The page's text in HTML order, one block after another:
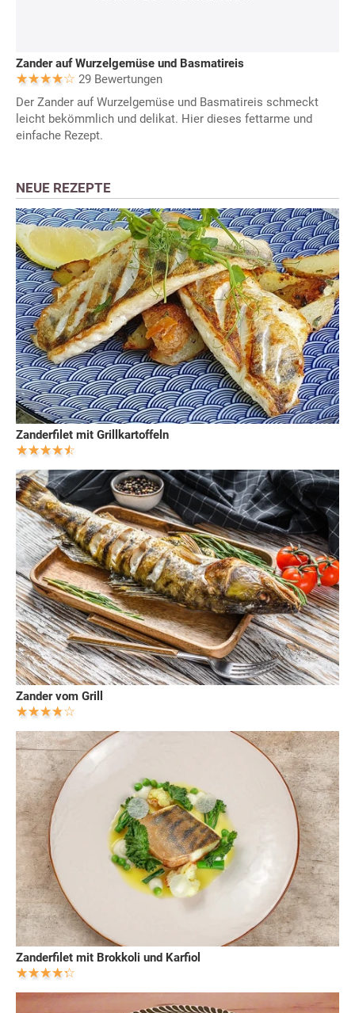
Zander auf Wurzelgemüse und Basmatireis
29 Bewertungen
Der Zander auf Wurzelgemüse und Basmatireis schmeckt
leicht bekömmlich und delikat. Hier dieses fettarme und
einfache Rezept.
NEUE REZEPTE
Zanderfilet mit Grillkartoffeln
Zander vom Grill
Zanderfilet mit Brokkoli und Karfiol